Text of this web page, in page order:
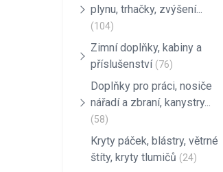
plynu, trhačky, zvýšení...
(104)
Zimní doplňky, kabiny a
příslušenství (76)
Doplňky pro práci, nosiče
nářadí a zbraní, kanystry...
(58)
Kryty páček, blástry, větrné
štíty, kryty tlumičů (24)